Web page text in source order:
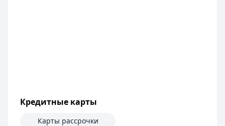
Кредитные карты
Карты рассрочки